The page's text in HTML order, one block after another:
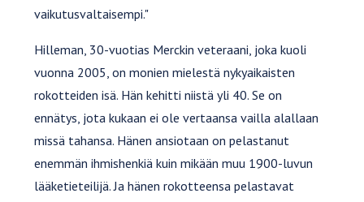
vaikutusvaltaisempi."
Hilleman, 30-vuotias Merckin veteraani, joka kuoli
vuonna 2005, on monien mielestä nykyaikaisten
rokotteiden isä. Hän kehitti niistä yli 40. Se on
ennätys, jota kukaan ei ole vertaansa vailla alallaan
missä tahansa. Hänen ansiotaan on pelastanut
enemmän ihmishenkiä kuin mikään muu 1900-luvun
lääketieteilijä. Ja hänen rokotteensa pelastavat